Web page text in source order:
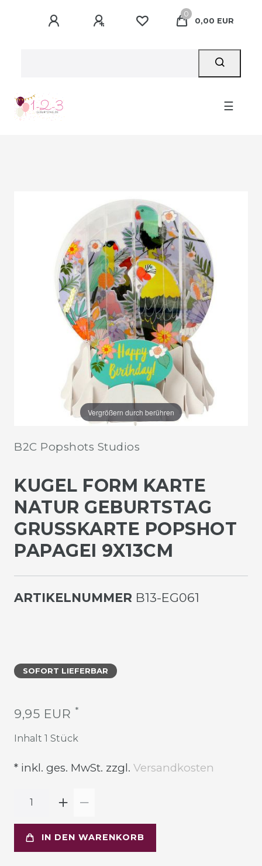
0
0,00 EUR
☰
Vergrößern durch berühren
B2C Popshots Studios
KUGEL FORM KARTE
NATUR GEBURTSTAG
GRUSSKARTE POPSHOT P
APAGEI 9X13CM
ARTIKELNUMMER B13-EG061
SOFORT LIEFERBAR
9,95 EUR *
Inhalt 1 Stück
* inkl. ges. MwSt. zzgl. Versandkosten
IN DEN WARENKORB